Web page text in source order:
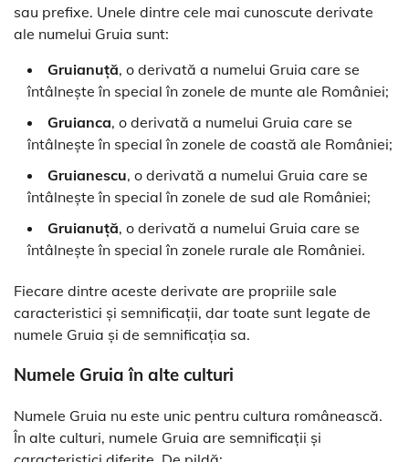
sau prefixe. Unele dintre cele mai cunoscute derivate
ale numelui Gruia sunt:
Gruianuță, o derivată a numelui Gruia care se
întâlnește în special în zonele de munte ale României;
Gruianca, o derivată a numelui Gruia care se
întâlnește în special în zonele de coastă ale României;
Gruianescu, o derivată a numelui Gruia care se
întâlnește în special în zonele de sud ale României;
Gruianuță, o derivată a numelui Gruia care se
întâlnește în special în zonele rurale ale României.
Fiecare dintre aceste derivate are propriile sale
caracteristici și semnificații, dar toate sunt legate de
numele Gruia și de semnificația sa.
Numele Gruia în alte culturi
Numele Gruia nu este unic pentru cultura românească.
În alte culturi, numele Gruia are semnificații și